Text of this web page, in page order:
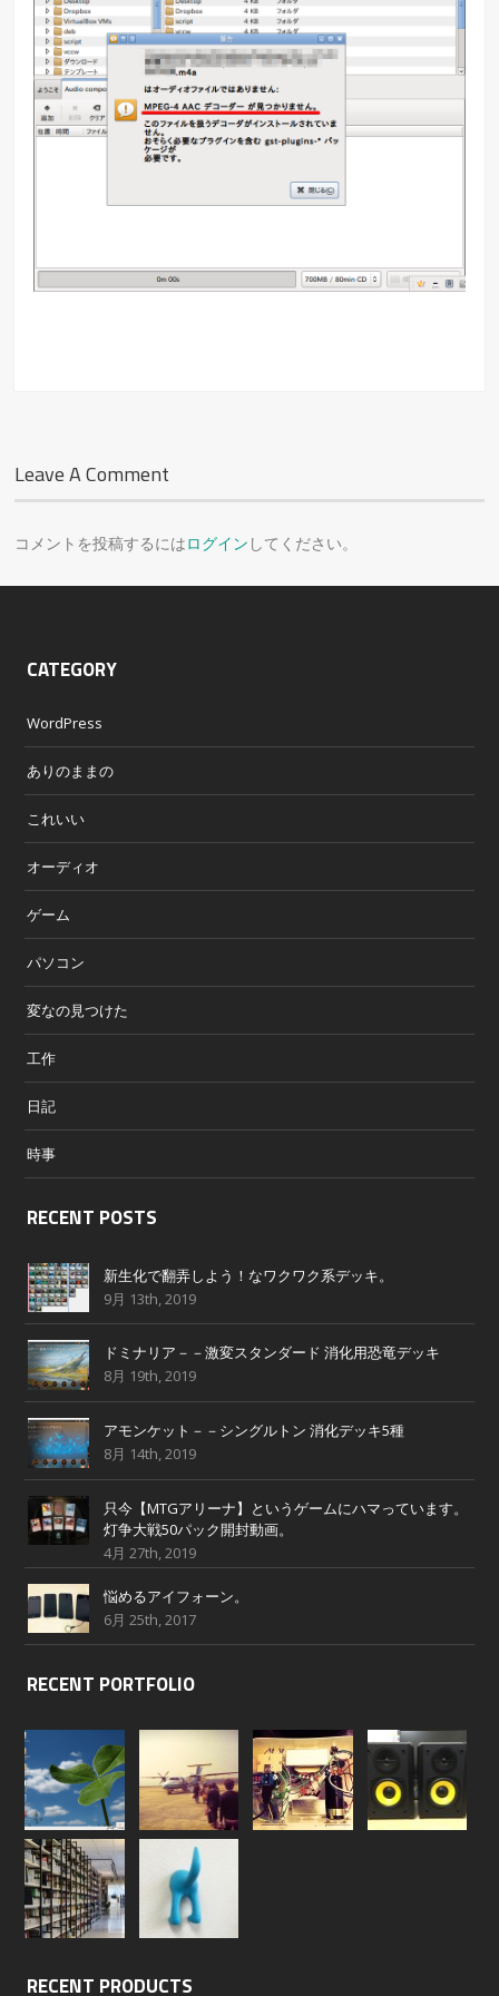
Leave A Comment
コメントを投稿するにはログイン してください。
CATEGORY
WordPress
ありのままの
これいい
オーディオ
ゲーム
パソコン
変なの見つけた
工作
日記
時事
RECENT POSTS
新生化で翻弄しよう！なワクワク系デッキ。
9月 13th, 2019
ドミナリア－－激変スタンダード 消化用恐竜デッキ
8月 19th, 2019
アモンケット－－シングルトン 消化デッキ5種
8月 14th, 2019
只今【MTGアリーナ】というゲームにハマっています。
灯争大戦50パック開封動画。
4月 27th, 2019
悩めるアイフォーン。
6月 25th, 2017
RECENT PORTFOLIO
RECENT PRODUCTS